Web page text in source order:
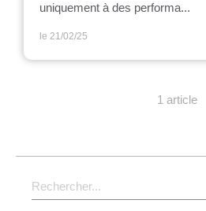
uniquement à des performa...
le 21/02/25
1 article
Rechercher